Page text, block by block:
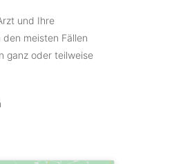
und Ihre
den meisten Fällen
ganz oder teilweise